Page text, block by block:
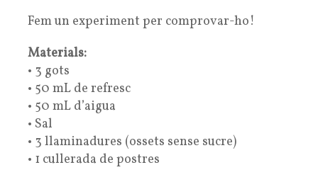
Fem un experiment per comprovar-ho!
Materials:
• 3 gots
• 50 mL de refresc
• 50 mL d’aigua
• Sal
• 3 llaminadures (ossets sense sucre)
• 1 cullerada de postres